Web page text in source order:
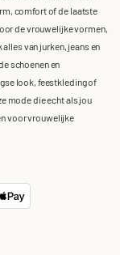
comfort of de laatste
de vrouwelijke vormen,
van jurken, jeans en
schoenen en
look, feestkleding of
mode die echt als jou
voor vrouwelijke